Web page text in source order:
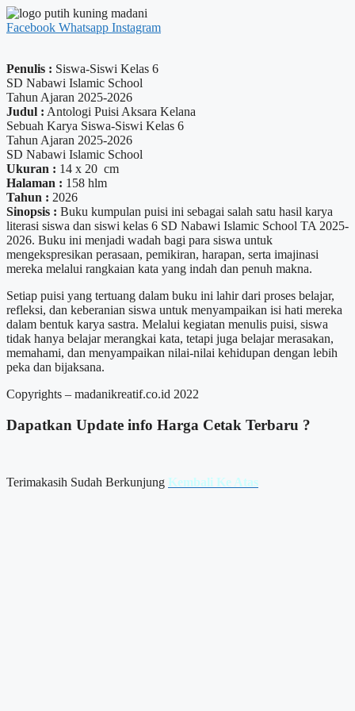
Facebook Whatsapp Instagram
Penulis : Siswa-Siswi Kelas 6
SD Nabawi Islamic School
Tahun Ajaran 2025-2026
Judul : Antologi Puisi Aksara Kelana
Sebuah Karya Siswa-Siswi Kelas 6
Tahun Ajaran 2025-2026
SD Nabawi Islamic School
Ukuran : 14 x 20 cm
Halaman : 158 hlm
Tahun : 2026
Sinopsis : Buku kumpulan puisi ini sebagai salah satu hasil karya
literasi siswa dan siswi kelas 6 SD Nabawi Islamic School TA 2025-
2026. Buku ini menjadi wadah bagi para siswa untuk
mengekspresikan perasaan, pemikiran, harapan, serta imajinasi
mereka melalui rangkaian kata yang indah dan penuh makna.
Setiap puisi yang tertuang dalam buku ini lahir dari proses belajar,
refleksi, dan keberanian siswa untuk menyampaikan isi hati mereka
dalam bentuk karya sastra. Melalui kegiatan menulis puisi, siswa
tidak hanya belajar merangkai kata, tetapi juga belajar merasakan,
memahami, dan menyampaikan nilai-nilai kehidupan dengan lebih
peka dan bijaksana.
Copyrights – madanikreatif.co.id 2022
Dapatkan Update info Harga Cetak Terbaru ?
Terimakasih Sudah Berkunjung Kembali Ke Atas